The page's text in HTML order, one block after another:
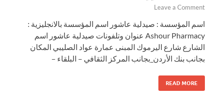
Leave a Comment
اسم المؤسسة : صيدلية عاشور اسم المؤسسة بالانجليزية :
Ashour Pharmacy عنوان وتلفونات صيدلية عاشور اسم
الشارع شارع اليرموك المبنى عمارة عواد الصليبي المكان
بجانب بنك الأردن_بجانب المركز الثقافي – البلقاء –
READ MORE